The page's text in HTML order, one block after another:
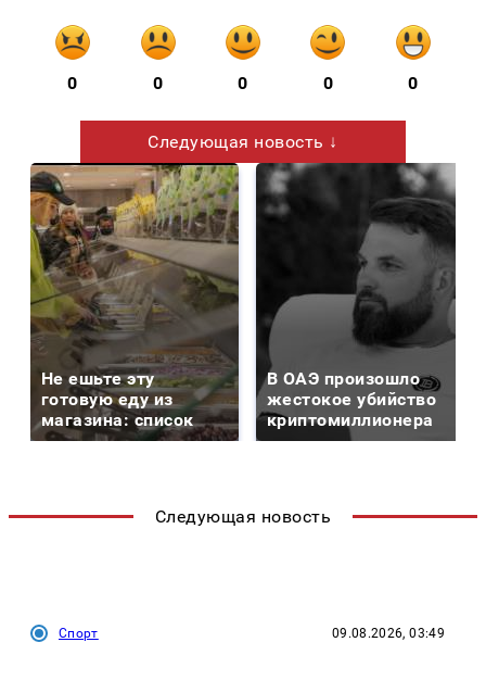
0 0 0 0 0
Следующая новость ↓
Не ешьте эту
готовую еду из
магазина: список
В ОАЭ произошло
жестокое убийство
криптомиллионера
Следующая новость
Спорт 09.08.2026, 03:49